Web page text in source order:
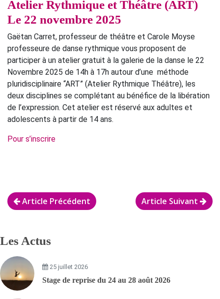
Atelier Rythmique et Théâtre (ART)
Le 22 novembre 2025
Gaëtan Carret, professeur de théâtre et Carole Moyse
professeure de danse rythmique vous proposent de
participer à un atelier gratuit à la galerie de la danse le 22
Novembre 2025 de 14h à 17h autour d’une méthode
pluridisciplinaire “ART” (Atelier Rythmique Théâtre), les
deux disciplines se complétant au bénéfice de la libération
de l’expression. Cet atelier est réservé aux adultes et
adolescents à partir de 14 ans.
Pour s’inscrire
Article Précédent Article Suivant
Les Actus
25 juillet 2026
Stage de reprise du 24 au 28 août 2026